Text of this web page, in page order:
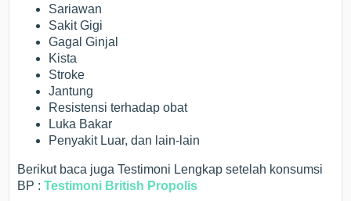
Sariawan
Sakit Gigi
Gagal Ginjal
Kista
Stroke
Jantung
Resistensi terhadap obat
Luka Bakar
Penyakit Luar, dan lain-lain
Berikut baca juga Testimoni Lengkap setelah konsumsi
BP :Testimoni British Propolis